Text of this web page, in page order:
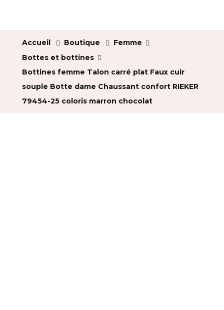
Accueil Boutique
Femme
Bottes et bottines
Bottines femme Talon carré plat Faux cuir
souple Botte dame Chaussant confort RIEKER
79454-25 coloris marron chocolat